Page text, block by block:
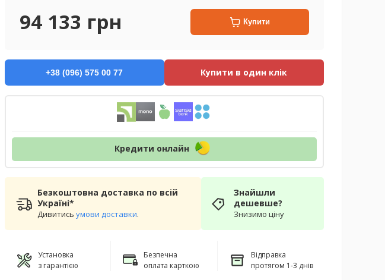
94 133 грн Купити
+38 (096) 575 00 77 Купити в один клік
Кредити онлайн
Безкоштовна доставка по всій
Україні*
Дивитись умови доставки.
Знайшли
дешевше?
Знизимо ціну
Установка
з гарантією
Безпечна
оплата карткою
Відправка
протягом 1-3 днів